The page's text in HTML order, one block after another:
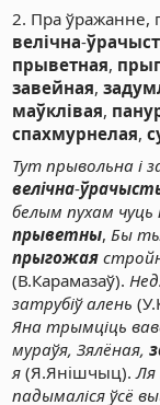
2. Пра ўражанне,
велічна-
прыветная,
завейная,
маўклівая,
спахмурнелая,
Тут прывольна і
велічна-
белым пухам
прыветны, Бы
прыгожая
(В.Карамазаў).
затрубіў алень
Яна трымціць
мураўя, Зялёная,
я(Я.Янішчыц). Ля
падымаліся ўсё